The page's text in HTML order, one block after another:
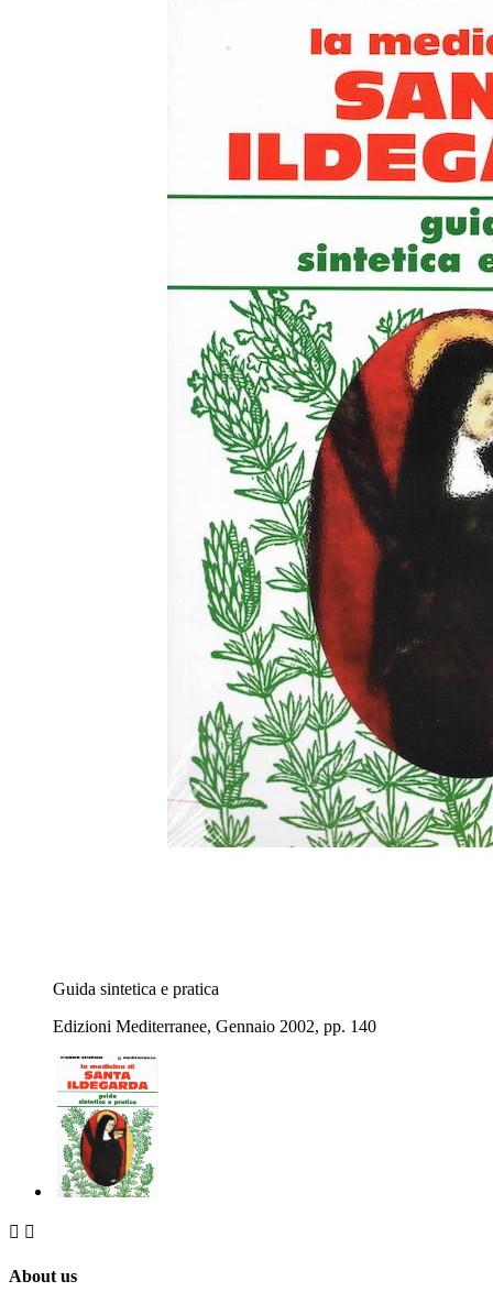
Guida sintetica e pratica
Edizioni Mediterranee, Gennaio 2002, pp. 140
 
About us